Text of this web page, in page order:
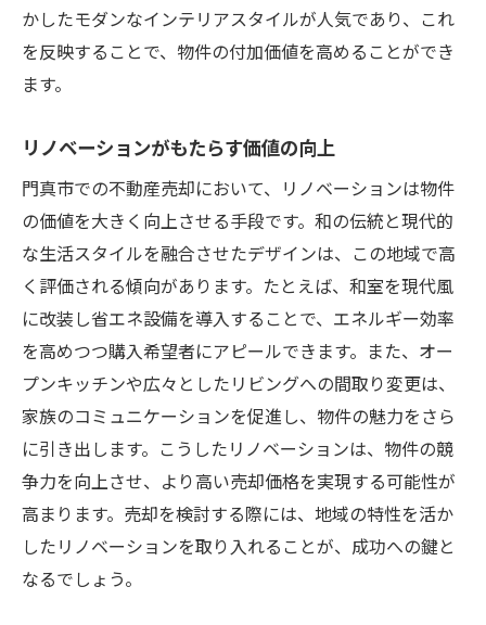
かしたモダンなインテリアスタイルが人気であり、これ
を反映することで、物件の付加価値を高めることができ
ます。
リノベーションがもたらす価値の向上
門真市での不動産売却において、リノベーションは物件
の価値を大きく向上させる手段です。和の伝統と現代的
な生活スタイルを融合させたデザインは、この地域で高
く評価される傾向があります。たとえば、和室を現代風
に改装し省エネ設備を導入することで、エネルギー効率
を高めつつ購入希望者にアピールできます。また、オー
プンキッチンや広々としたリビングへの間取り変更は、
家族のコミュニケーションを促進し、物件の魅力をさら
に引き出します。こうしたリノベーションは、物件の競
争力を向上させ、より高い売却価格を実現する可能性が
高まります。売却を検討する際には、地域の特性を活か
したリノベーションを取り入れることが、成功への鍵と
なるでしょう。